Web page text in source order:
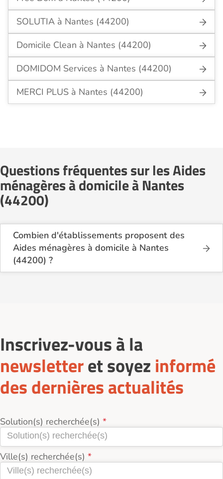
SOLUTIA à Nantes (44200)
Domicile Clean à Nantes (44200)
DOMIDOM Services à Nantes (44200)
MERCI PLUS à Nantes (44200)
Questions fréquentes sur les Aides
ménagères à domicile à Nantes
(44200)
Combien d'établissements proposent des
Aides ménagères à domicile à Nantes
(44200) ?
Sur le site Logement-seniors.com, on recense
Inscrivez-vous à la
newsletteret soyez informé
des dernières actualités
Solution(s) recherchée(s)
Ville(s) recherchée(s)